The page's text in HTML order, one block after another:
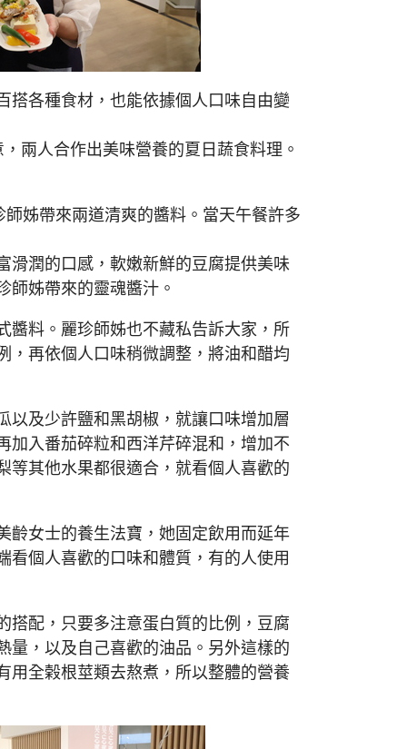
搭各種食材，也能依據個人口味自由變
兩人合作出美味營養的夏日蔬食料理。
姊帶來兩道清爽的醬料。當天午餐許多
滑潤的口感，軟嫩新鮮的豆腐提供美味
師姊帶來的靈魂醬汁。
醬料。麗珍師姊也不藏私告訴大家，所
，再依個人口味稍微調整，將油和醋均
以及少許鹽和黑胡椒，就讓口味增加層
加入番茄碎粒和西洋芹碎混和，增加不
等其他水果都很適合，就看個人喜歡的
齡女士的養生法寶，她固定飲用而延年
看個人喜歡的口味和體質，有的人使用
搭配，只要多注意蛋白質的比例，豆腐
量，以及自己喜歡的油品。另外這樣的
用全榖根莖類去熬煮，所以整體的營養